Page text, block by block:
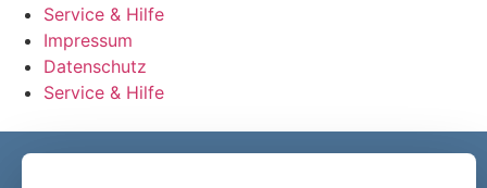
Service & Hilfe
Impressum
Datenschutz
Service & Hilfe